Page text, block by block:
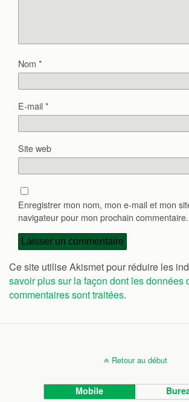
Nom *
E-mail*
Site web
Enregistrer mon nom, mon e-mail et mon
navigateur pour mon prochain commentaire.
Ce site utilise Akismet pour réduire les
savoir plus sur la façon dont les données
commentaires sont traitées.
Retour au début
Mobile